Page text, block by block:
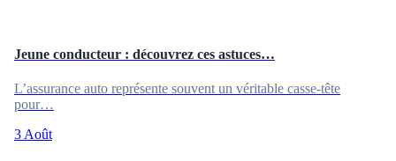
Jeune conducteur : découvrez ces astuces…
L’assurance auto représente souvent un véritable casse-tête
pour…
3 Août